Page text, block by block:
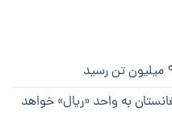
به واحد «ریال» خواهد